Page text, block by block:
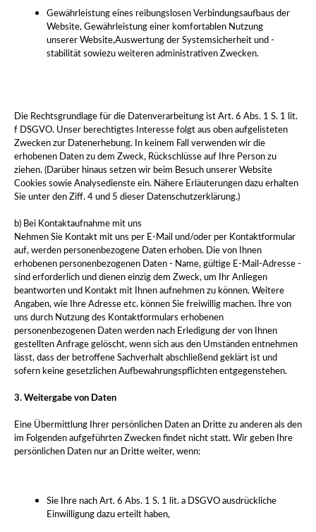
Gewährleistung eines reibungslosen Verbindungsaufbaus der
Website, Gewährleistung einer komfortablen Nutzung
unserer Website,Auswertung der Systemsicherheit und -
stabilität sowiezu weiteren administrativen Zwecken.
Die Rechtsgrundlage für die Datenverarbeitung ist Art. 6 Abs. 1 S. 1 lit.
f DSGVO. Unser berechtigtes Interesse folgt aus oben aufgelisteten
Zwecken zur Datenerhebung. In keinem Fall verwenden wir die
erhobenen Daten zu dem Zweck, Rückschlüsse auf Ihre Person zu
ziehen. (Darüber hinaus setzen wir beim Besuch unserer Website
Cookies sowie Analysedienste ein. Nähere Erläuterungen dazu erhalten
Sie unter den Ziff. 4 und 5 dieser Datenschutzerklärung.)
b) Bei Kontaktaufnahme mit uns
Nehmen Sie Kontakt mit uns per E-Mail und/oder per Kontaktformular
auf, werden personenbezogene Daten erhoben. Die von Ihnen
erhobenen personenbezogenen Daten - Name, gültige E-Mail-Adresse -
sind erforderlich und dienen einzig dem Zweck, um Ihr Anliegen
beantworten und Kontakt mit Ihnen aufnehmen zu können. Weitere
Angaben, wie Ihre Adresse etc. können Sie freiwillig machen. Ihre von
uns durch Nutzung des Kontaktformulars erhobenen
personenbezogenen Daten werden nach Erledigung der von Ihnen
gestellten Anfrage gelöscht, wenn sich aus den Umständen entnehmen
lässt, dass der betroffene Sachverhalt abschließend geklärt ist und
sofern keine gesetzlichen Aufbewahrungspflichten entgegenstehen.
3. Weitergabe von Daten
Eine Übermittlung Ihrer persönlichen Daten an Dritte zu anderen als den
im Folgenden aufgeführten Zwecken findet nicht statt. Wir geben Ihre
persönlichen Daten nur an Dritte weiter, wenn:
Sie Ihre nach Art. 6 Abs. 1 S. 1 lit. a DSGVO ausdrückliche
Einwilligung dazu erteilt haben,